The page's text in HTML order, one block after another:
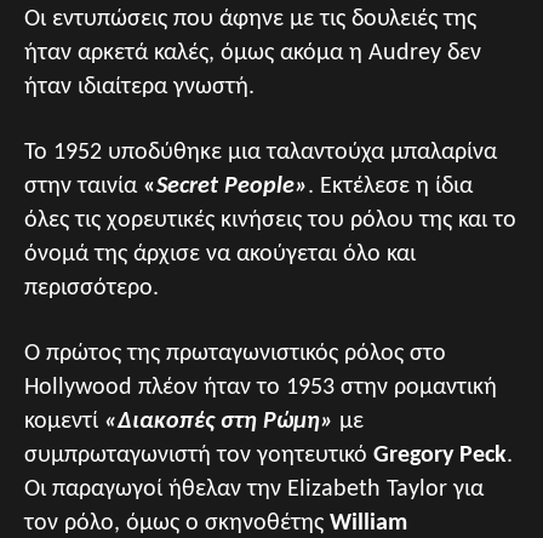
Οι εντυπώσεις που άφηνε με τις δουλειές της
ήταν αρκετά καλές, όμως ακόμα η Audrey δεν
ήταν ιδιαίτερα γνωστή.
Το 1952 υποδύθηκε μια ταλαντούχα μπαλαρίνα
στην ταινία «Secret People». Εκτέλεσε η ίδια
όλες τις χορευτικές κινήσεις του ρόλου της και το
όνομά της άρχισε να ακούγεται όλο και
περισσότερο.
Ο πρώτος της πρωταγωνιστικός ρόλος στο
Hollywood πλέον ήταν το 1953 στην ρομαντική
κομεντί «Διακοπές στη Ρώμη» με
συμπρωταγωνιστή τον γοητευτικό Gregory Peck.
Οι παραγωγοί ήθελαν την Elizabeth Taylor για
τον ρόλο, όμως ο σκηνοθέτης William